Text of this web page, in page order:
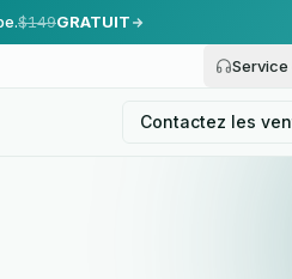
$149GRATUIT
Contactez les